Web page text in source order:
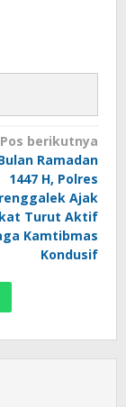
Pos berikutnya
Ramadan
1447 H, Polres
Ajak
Turut Aktif
Kamtibmas
Kondusif